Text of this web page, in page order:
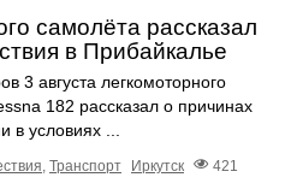
самолёта рассказал
в Прибайкалье
3 августа легкомоторного
182 рассказал о причинах
в условиях ...
Транспорт Иркутск
421